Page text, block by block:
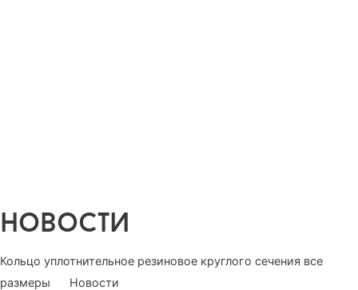
новости
Кольцо уплотнительное резиновое круглого сечения все
размеры
Новости